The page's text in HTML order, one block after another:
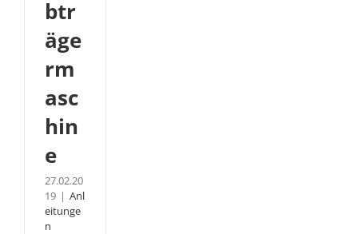
btr
äge
rm
asc
hin
e
27.02.20
19 | Anl
eitunge
n